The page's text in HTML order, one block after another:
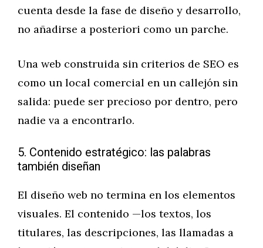
cuenta desde la fase de diseño y desarrollo,
no añadirse a posteriori como un parche.
Una web construida sin criterios de SEO es
como un local comercial en un callejón sin
salida: puede ser precioso por dentro, pero
nadie va a encontrarlo.
5. Contenido estratégico: las palabras
también diseñan
El diseño web no termina en los elementos
visuales. El contenido —los textos, los
titulares, las descripciones, las llamadas a